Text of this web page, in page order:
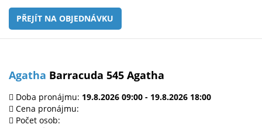
PŘEJÍT NA OBJEDNÁVKU
Agatha Barracuda 545 Agatha
Doba pronájmu: 19.8.2026 09:00 - 19.8.2026 18:00
Cena pronájmu:
Počet osob: